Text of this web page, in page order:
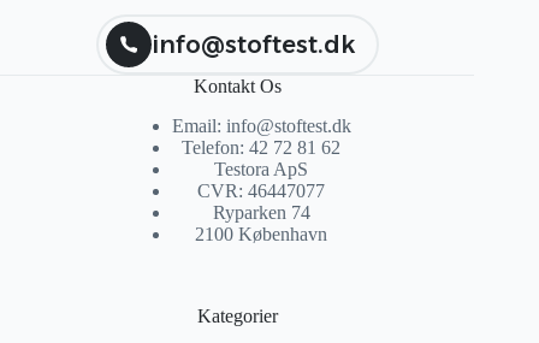
info@stoftest.dk
Kontakt Os
Email: info@stoftest.dk
Telefon: 42 72 81 62
Testora ApS
CVR: 46447077
Ryparken 74
2100 København
Kategorier